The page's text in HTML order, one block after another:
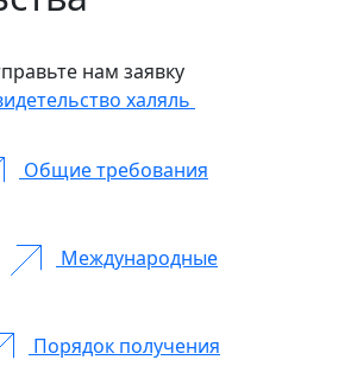
нам заявку
халяль
Общие требования
Международные
Порядок получения